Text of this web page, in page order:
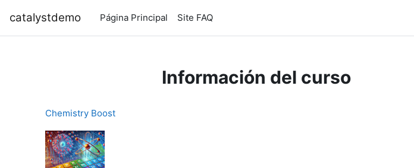
catalystdemo Página Principal Site FAQ
Información del curso
Chemistry Boost